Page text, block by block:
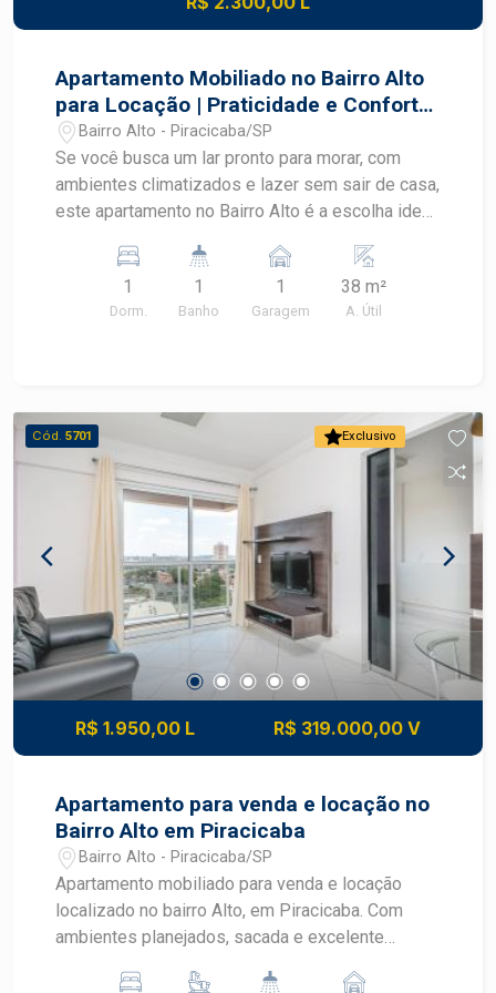
Apartamento Mobiliado no Bairro Alto
para Locação | Praticidade e Conforto
Completo
Bairro Alto - Piracicaba/SP
Se você busca um lar pronto para morar, com
ambientes climatizados e lazer sem sair de casa,
este apartamento no Bairro Alto é a escolha ideal.
principais pontos de Piracicaba. Destaques do
mobiliada e integrada a uma charmosa sacada,
planejada: Prática, funcional e totalmente
equipada para o seu dia a dia. Vaga de garagem:
1 vaga coberta e segura. Infraestrutura do
Condomínio: Piscina e Solarium para os dias
de treinos Salão de festas para celebrar bons
momentos Perfeito para profissionais,
executivos ou casais que valorizam comodidade
e qualidade de vida.
1
Dorm.
1
Banho
1
Garagem
38 m²
A. Útil
Exclusivo
Cód. 5701
R$ 1.950,00 L R$ 319.000,00 V
Apartamento para venda e locação no
Bairro Alto em Piracicaba
Bairro Alto - Piracicaba/SP
Apartamento mobiliado para venda e locação
localizado no bairro Alto, em Piracicaba. Com
ambientes planejados, sacada e excelente